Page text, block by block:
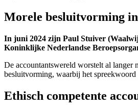
Morele besluitvorming
In juni 2024 zijn Paul Stuiver
Koninklijke Nederlandse
De accountantswereld worstelt al langer
besluitvorming, waarbij het spreekwoord
Ethisch competente